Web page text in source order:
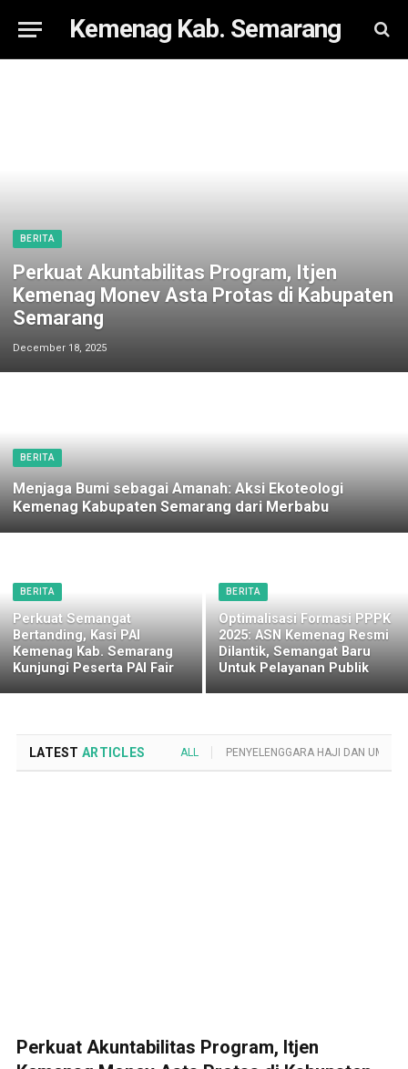
Kemenag Kab. Semarang
BERITA
Perkuat Akuntabilitas Program, Itjen
Kemenag Monev Asta Protas di Kabupaten
Semarang
December 18, 2025
BERITA
Menjaga Bumi sebagai Amanah: Aksi Ekoteologi
Kemenag Kabupaten Semarang dari Merbabu
BERITA
Perkuat Semangat
Bertanding, Kasi PAI
Kemenag Kab. Semarang
Kunjungi Peserta PAI Fair
BERITA
Optimalisasi Formasi PPPK
2025: ASN Kemenag Resmi
Dilantik, Semangat Baru
Untuk Pelayanan Publik
LATEST ARTICLES ALL PENYELENGGARA HAJI DAN UMROH
Perkuat Akuntabilitas Program, Itjen